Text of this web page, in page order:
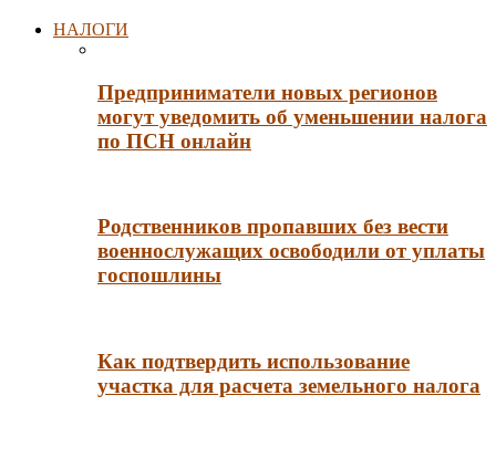
НАЛОГИ
Предприниматели новых регионов
могут уведомить об уменьшении налога
по ПСН онлайн
Родственников пропавших без вести
военнослужащих освободили от уплаты
госпошлины
Как подтвердить использование
участка для расчета земельного налога